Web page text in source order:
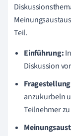
Teil.
Einführung:
Diskussion
anzukurbeln
Teilnehmer